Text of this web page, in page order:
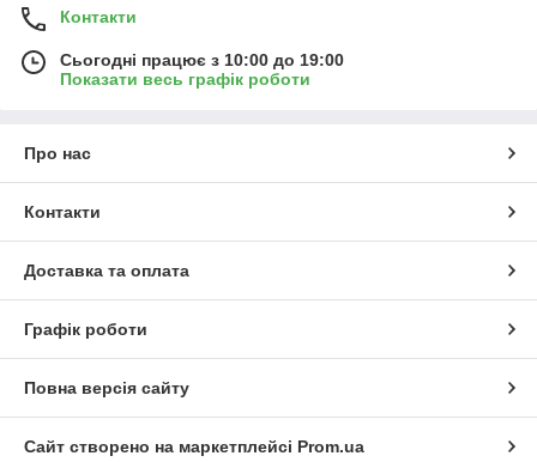
Контакти
Сьогодні працює з 10:00 до 19:00
Показати весь графік роботи
Про нас
Контакти
Доставка та оплата
Графік роботи
Повна версія сайту
Сайт створено на маркетплейсі Prom.ua